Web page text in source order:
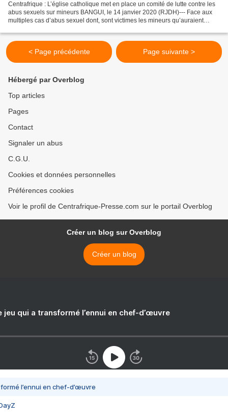
Centrafrique : L’église catholique met en place un comité de lutte contre les
abus sexuels sur mineurs BANGUI, le 14 janvier 2020 (RJDH)--- Face aux
multiples cas d’abus sexuel dont, sont victimes les mineurs qu’auraient
< Page précédente Page suivante >
Hébergé par Overblog
Top articles
Pages
Contact
Signaler un abus
C.G.U.
Cookies et données personnelles
Préférences cookies
Voir le profil de Centrafrique-Presse.com sur le portail Overblog
Créer un blog sur Overblog
Créer un blog
jeu qui a transformé l’ennui en chef-d’œuvre
l’ennui en chef-d’œuvre